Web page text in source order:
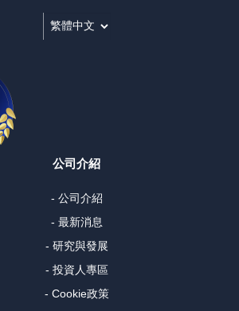
公司介紹
- 公司介紹
- 最新消息
- 研究與發展
- 投資人專區
- Cookie政策